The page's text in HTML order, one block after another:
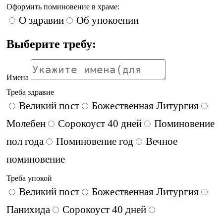
Оформить поминовение в храме:
О здравии Об упокоении
Выберите требу:
Имена
Треба здравие
Великий пост
Божественная Литургия
Молебен
Сорокоуст 40 дней
Поминовение
пол года
Поминовение год
Вечное
поминовение
Треба упокой
Великий пост
Божественная Литургия
Панихида
Сорокоуст 40 дней